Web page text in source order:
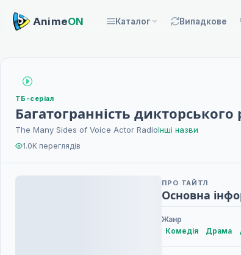
AnimeON Каталог Випадкове
ТБ-серіал
Багатогранність дикторського
The Many Sides of Voice Actor RadioІнші назви
1.0K переглядів
ПРО ТАЙТЛ
Основна
Жанр
Комедія
Драма